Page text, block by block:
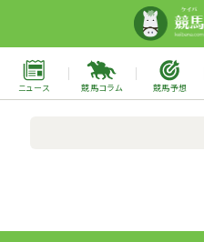
ニュース 競馬コラム 競馬予想